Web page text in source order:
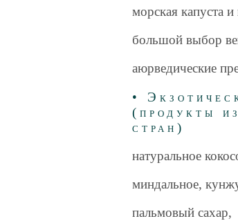
морская капуста
большой выбор
аюрведические
•
(продукты
стран)
натуральное
миндальное,
пальмовый сахар,